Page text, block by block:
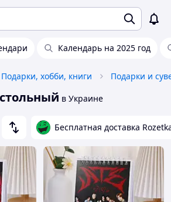
Календарь на 2025 год
Подарки, хобби, книги Подарки и
в Украине
Бесплатная доставка